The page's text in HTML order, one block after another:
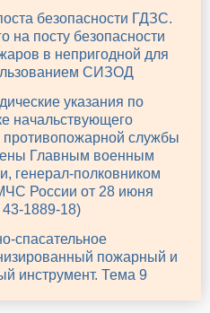
безопасности ГДЗС.
на посту безопасности
в непригодной для
СИЗОД
указания по
начальствующего
службы
Главным военным
генерал-полковником
России от 28 июня
1889-18)
спасательное
пожарный и
инструмент. Тема 9